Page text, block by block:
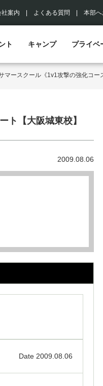
社案内 よくある質問 本部
ト キャンプ プライベ
マースクール《1v1攻撃の強化コー
ト【大阪城東校】
2009.08.06
Date 2009.08.06